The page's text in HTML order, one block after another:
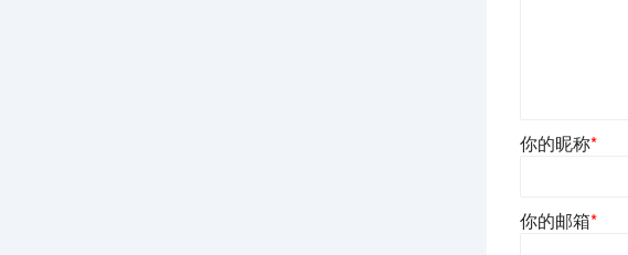
你的昵称*
你的邮箱*